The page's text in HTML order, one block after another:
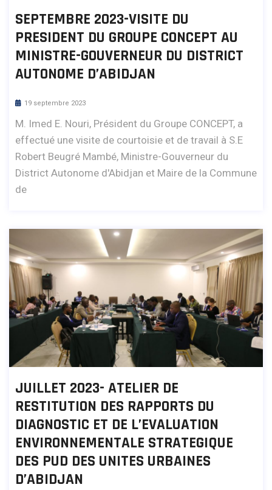
SEPTEMBRE 2023-VISITE DU
PRESIDENT DU GROUPE CONCEPT AU
MINISTRE-GOUVERNEUR DU DISTRICT
AUTONOME D’ABIDJAN
19 septembre 2023
M. Imed E. Nouri, Président du Groupe CONCEPT, a
effectué une visite de courtoisie et de travail à S.E
Robert Beugré Mambé, Ministre-Gouverneur du
District Autonome d'Abidjan et Maire de la Commune
de
JUILLET 2023- ATELIER DE
RESTITUTION DES RAPPORTS DU
DIAGNOSTIC ET DE L’EVALUATION
ENVIRONNEMENTALE STRATEGIQUE
DES PUD DES UNITES URBAINES
D’ABIDJAN